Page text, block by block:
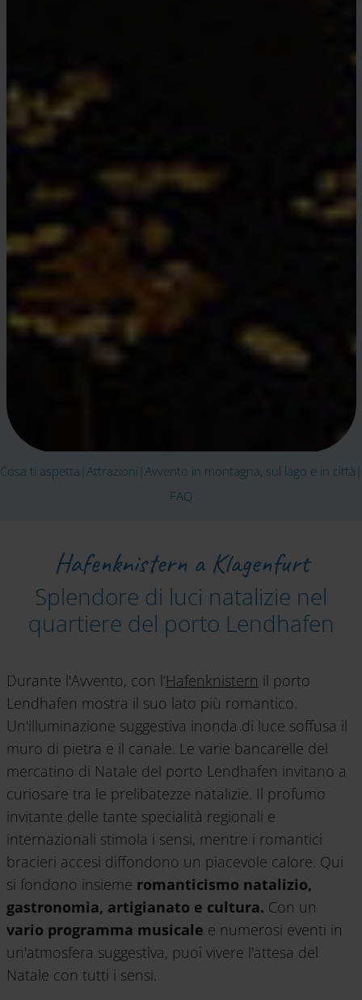
Cosa ti aspetta Attrazioni Avvento in montagna, sul lago e in città
FAQ
Hafenknistern a Klagenfurt
Splendore di luci natalizie nel
quartiere del porto Lendhafen
Durante l'Avvento, con l’Hafenknistern il porto
Lendhafen mostra il suo lato più romantico.
Un'illuminazione suggestiva inonda di luce soffusa il
muro di pietra e il canale. Le varie bancarelle del
mercatino di Natale del porto Lendhafen invitano a
curiosare tra le prelibatezze natalizie. Il profumo
invitante delle tante specialità regionali e
internazionali stimola i sensi, mentre i romantici
bracieri accesi diffondono un piacevole calore. Qui
si fondono insieme romanticismo natalizio,
gastronomia, artigianato e cultura. Con un
vario programma musicale e numerosi eventi in
un'atmosfera suggestiva, puoi vivere l'attesa del
Natale con tutti i sensi.